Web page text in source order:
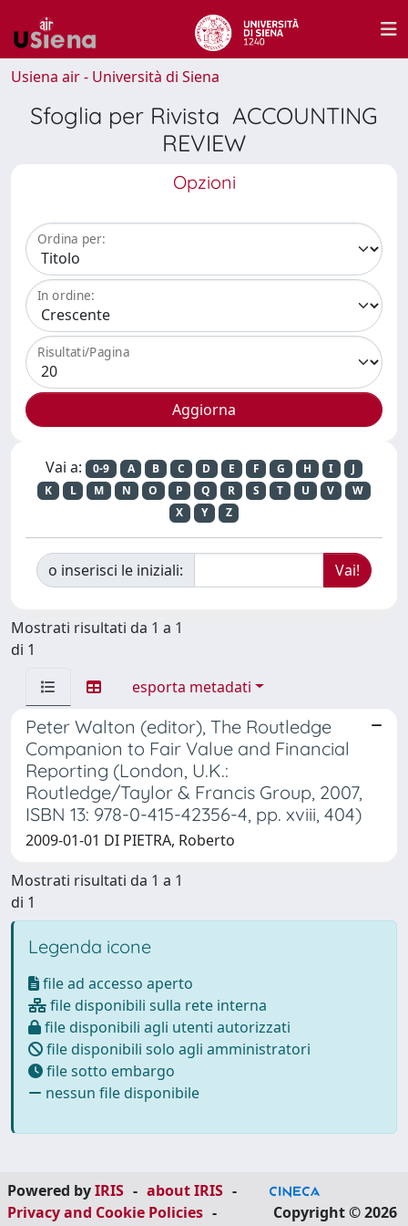
Usiena air - Università di Siena
Sfoglia per Rivista ACCOUNTING
REVIEW
Opzioni
Ordina per:
In ordine:
Risultati/Pagina
Vai a: 0-9 A B C D E F G H I
J
K
L M N O P Q R S T U V
W
X
Y Z
o inserisci le iniziali:
Mostrati risultati da 1 a 1
di 1
esporta metadati
Peter Walton (editor), The Routledge
Companion to Fair Value and Financial
Reporting (London, U.K.:
Routledge/Taylor & Francis Group, 2007,
ISBN 13: 978-0-415-42356-4, pp. xviii, 404)
2009-01-01 DI PIETRA, Roberto
Mostrati risultati da 1 a 1
di 1
Legenda icone
file ad accesso aperto
file disponibili sulla rete interna
file disponibili agli utenti autorizzati
file disponibili solo agli amministratori
file sotto embargo
nessun file disponibile
Powered byIRIS - about IRIS -
Privacy and Cookie Policies -
Copyright © 2026